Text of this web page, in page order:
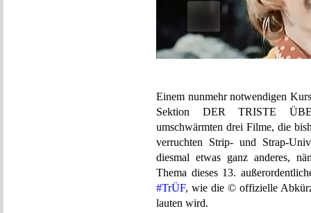
Einem nunmehr notwendigen
Sektion DER TRISTE
umschwärmten drei Filme, die
verruchten Strip- und Strap-
diesmal etwas ganz anderes,
Thema dieses 13.
#‎TrÜF‬, wie die © offizielle
lauten wird.